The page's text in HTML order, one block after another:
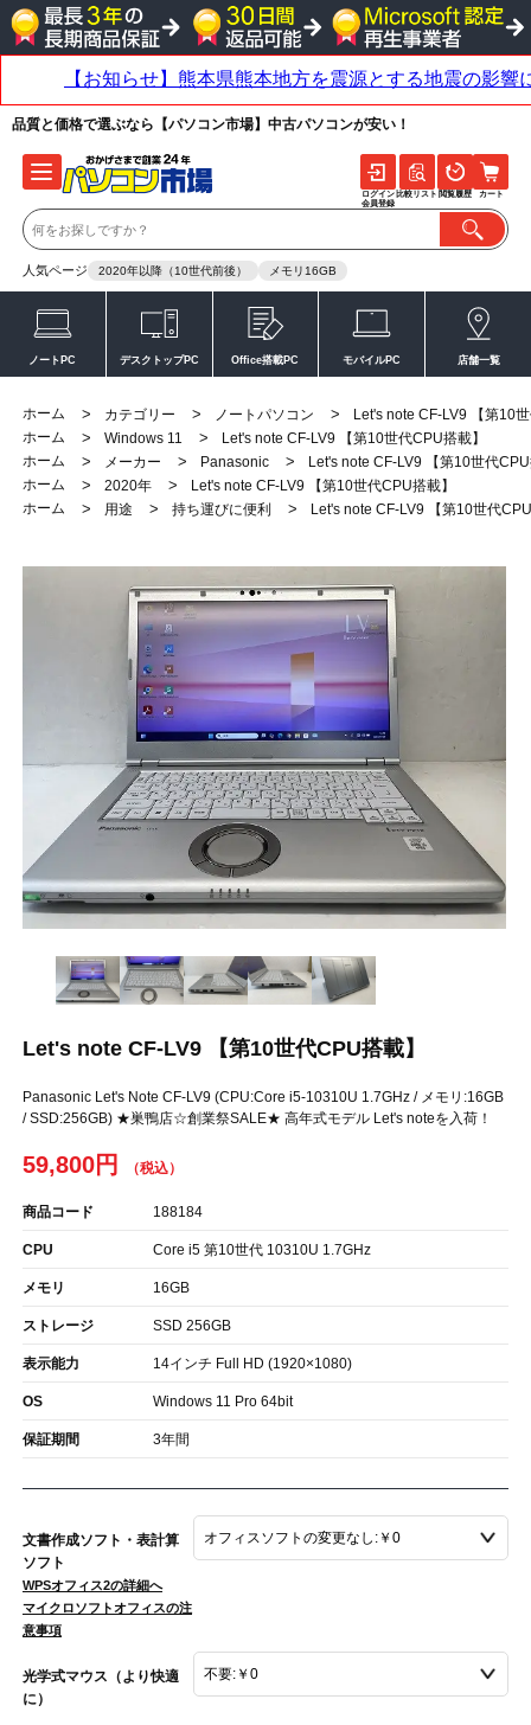
品質と価格で選ぶなら【パソコン市場】中古パソコンが安い！
人気ページ 2020年以降（10世代前後） メモリ16GB
ログイン
会員登録
比較リスト 閲覧履歴 カート
ノートPC デスクトップPC Office搭載PC モバイルPC 店舗一覧
ホーム > カテゴリー > ノートパソコン >
Let's note CF-LV9 【第10
ホーム
> Windows 11 >
Let's note CF-LV9 【第10世代CPU搭載】
ホーム
> メーカー > Panasonic >
Let's note CF-LV9 【第10世代
ホーム
> 2020年 >
Let's note CF-LV9 【第10世代CPU搭載】
ホーム
> 用途 > 持ち運びに便利 > Let's note CF-LV9 【第10世代
Let's note CF-LV9 【第10世代CPU搭載】
Panasonic Let's Note CF-LV9 (CPU:Core i5-10310U 1.7GHz / メモリ:16GB
/ SSD:256GB) ★巣鴨店☆創業祭SALE★ 高年式モデル Let's noteを入荷！
59,800円
商品コード 188184
CPU Core i5 第10世代 10310U 1.7GHz
メモリ 16GB
ストレージ SSD 256GB
表示能力 14インチ Full HD (1920×1080)
OS Windows 11 Pro 64bit
保証期間 3年間
文書作成ソフト・表計算
ソフト
WPSオフィス2の詳細へ
マイクロソフトオフィスの注
意事項
光学式マウス（より快適
に）